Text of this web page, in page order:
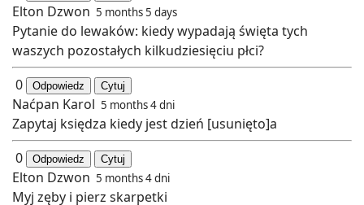
Elton Dzwon 5 months 5 days
Pytanie do lewaków: kiedy wypadają święta tych
waszych pozostałych kilkudziesięciu płci?
0
Odpowiedz Cytuj
Naćpan Karol 5 months 4 dni
Zapytaj księdza kiedy jest dzień [usunięto]a
0
Odpowiedz Cytuj
Elton Dzwon 5 months 4 dni
Myj zęby i pierz skarpetki